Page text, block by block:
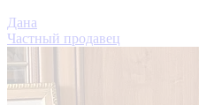
Дана
Частный продавец